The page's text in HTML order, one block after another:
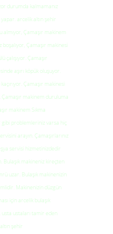
durumda kalmamanız
arcelik altın şehir
almıyor, Çamaşır makinem
boşalıyor, Çamaşır makinesi
çalışıyor. Çamaşır
aşırı köpük oluşuyor.
Çamaşır makinesi
Çamaşır makinem duruluma
makinem Sıkma
gibi problemleriniz varsa hiç
arayın. Çamaşırlarınız
servisi hizmetinizdedir
Bulaşık makineniz kireçten
uzar. Bulaşık makinenizin
Makinenizin düzgün
için arcelik bulaşık
ustaları tamir eden
şehir